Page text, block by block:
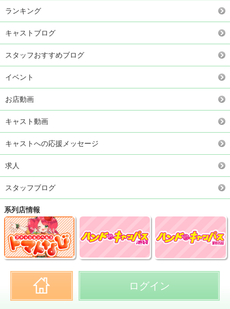
ランキング
キャストブログ
スタッフおすすめブログ
イベント
お店動画
キャスト動画
キャストへの応援メッセージ
求人
スタッフブログ
系列店情報
ログイン